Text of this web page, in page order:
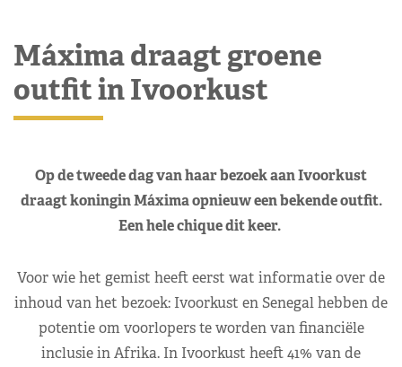
Máxima draagt groene
outfit in Ivoorkust
Op de tweede dag van haar bezoek aan Ivoorkust
draagt koningin Máxima opnieuw een bekende outfit.
Een hele chique dit keer.
Voor wie het gemist heeft eerst wat informatie over de
inhoud van het bezoek: Ivoorkust en Senegal hebben de
potentie om voorlopers te worden van financiële
inclusie in Afrika. In Ivoorkust heeft 41% van de